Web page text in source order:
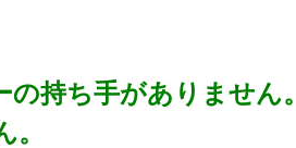
持ち手がありません。